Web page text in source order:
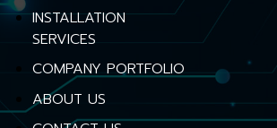
INSTALLATION
SERVICES
COMPANY PORTFOLIO
ABOUT US